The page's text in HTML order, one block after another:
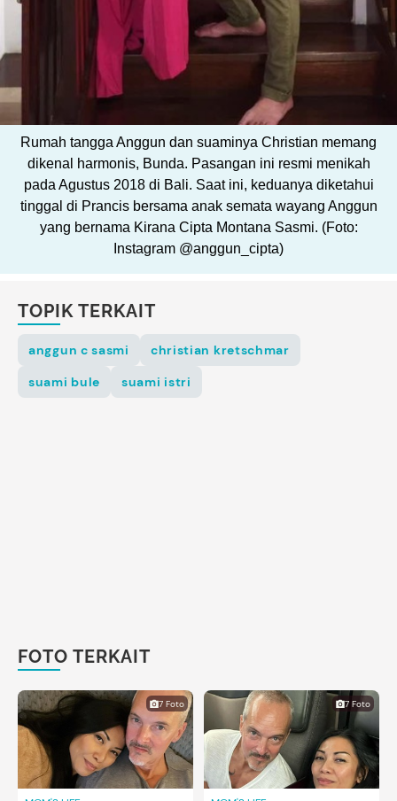
Rumah tangga Anggun dan suaminya Christian memang
dikenal harmonis, Bunda. Pasangan ini resmi menikah
pada Agustus 2018 di Bali. Saat ini, keduanya diketahui
tinggal di Prancis bersama anak semata wayang Anggun
yang bernama Kirana Cipta Montana Sasmi. (Foto:
Instagram @anggun_cipta)
TOPIK TERKAIT
anggun c sasmi
christian kretschmar
suami bule
suami istri
FOTO TERKAIT
7 Foto 7 Foto